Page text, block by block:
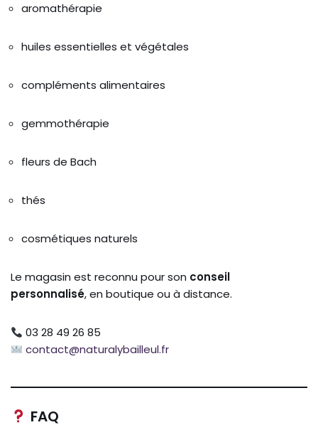
aromathérapie
huiles essentielles et végétales
compléments alimentaires
gemmothérapie
fleurs de Bach
thés
cosmétiques naturels
Le magasin est reconnu pour son conseil
personnalisé, en boutique ou à distance.
03 28 49 26 85
contact@naturalybailleul.fr
FAQ